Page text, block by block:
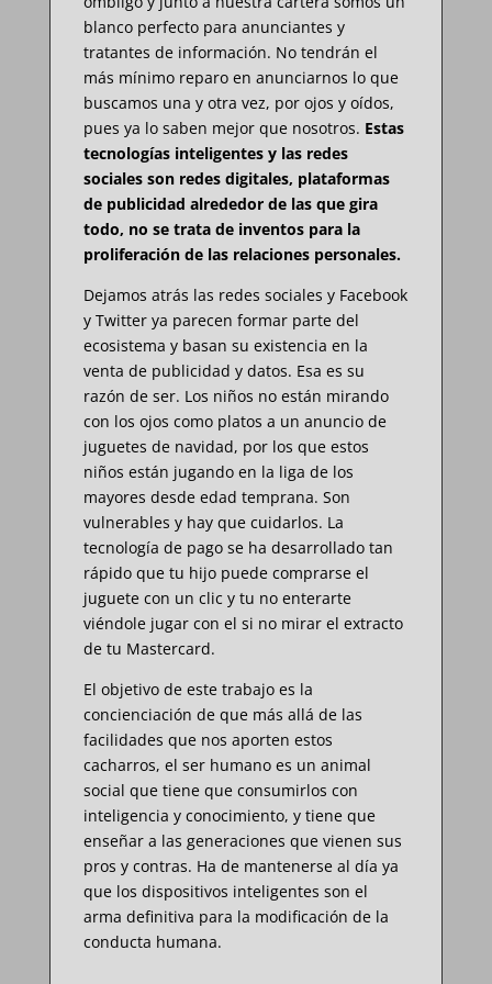
blanco perfecto para anunciantes y
tratantes de información. No tendrán el
más mínimo reparo en anunciarnos lo que
buscamos una y otra vez, por ojos y oídos,
pues ya lo saben mejor que nosotros. Estas
tecnologías inteligentes y las redes
sociales son redes digitales, plataformas
de publicidad alrededor de las que gira
todo, no se trata de inventos para la
proliferación de las relaciones personales.
Dejamos atrás las redes sociales y Facebook
y Twitter ya parecen formar parte del
ecosistema y basan su existencia en la
venta de publicidad y datos. Esa es su
razón de ser. Los niños no están mirando
con los ojos como platos a un anuncio de
juguetes de navidad, por los que estos
niños están jugando en la liga de los
mayores desde edad temprana. Son
vulnerables y hay que cuidarlos. La
tecnología de pago se ha desarrollado tan
rápido que tu hijo puede comprarse el
juguete con un clic y tu no enterarte
viéndole jugar con el si no mirar el extracto
de tu Mastercard.
El objetivo de este trabajo es la
concienciación de que más allá de las
facilidades que nos aporten estos
cacharros, el ser humano es un animal
social que tiene que consumirlos con
inteligencia y conocimiento, y tiene que
enseñar a las generaciones que vienen sus
pros y contras. Ha de mantenerse al día ya
que los dispositivos inteligentes son el
arma definitiva para la modificación de la
conducta humana.